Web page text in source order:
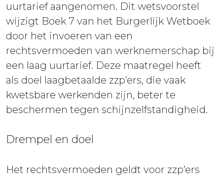
uurtarief aangenomen. Dit wetsvoorstel
wijzigt Boek 7 van het Burgerlijk Wetboek
door het invoeren van een
rechtsvermoeden van werknemerschap bij
een laag uurtarief. Deze maatregel heeft
als doel laagbetaalde zzp’ers, die vaak
kwetsbare werkenden zijn, beter te
beschermen tegen schijnzelfstandigheid.
Drempel en doel
Het rechtsvermoeden geldt voor zzp’ers